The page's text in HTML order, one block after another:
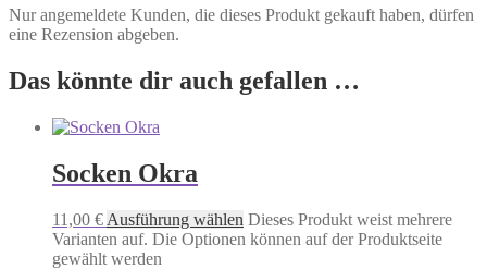
Nur angemeldete Kunden, die dieses Produkt gekauft haben, dürfen
eine Rezension abgeben.
Das könnte dir auch gefallen …
Socken Okra
11,00 € Ausführung wählen Dieses Produkt weist mehrere
Varianten auf. Die Optionen können auf der Produktseite
gewählt werden